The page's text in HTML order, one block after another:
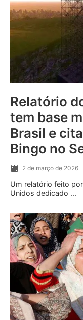
Relatório
tem base
Brasil e
Bingo no
2 de março de 2026
Um relatório feito
Unidos dedicado ...